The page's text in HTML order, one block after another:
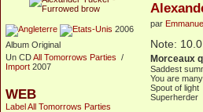
2006
Album Original
Un CDAll Tomorrows Parties /
Import 2007
WEB
Label All Tomorrows Parties
par
Note:
Morceaux
Saddest
You are many
Spout of light
Superherder